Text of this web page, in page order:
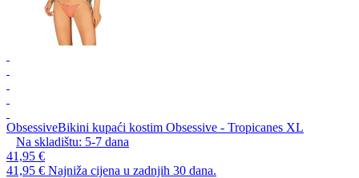
ObsessiveBikini kupaći kostim Obsessive - Tropicanes XL
Na skladištu: 5-7 dana
41,95 €
41,95 € Najniža cijena u zadnjih 30 dana.